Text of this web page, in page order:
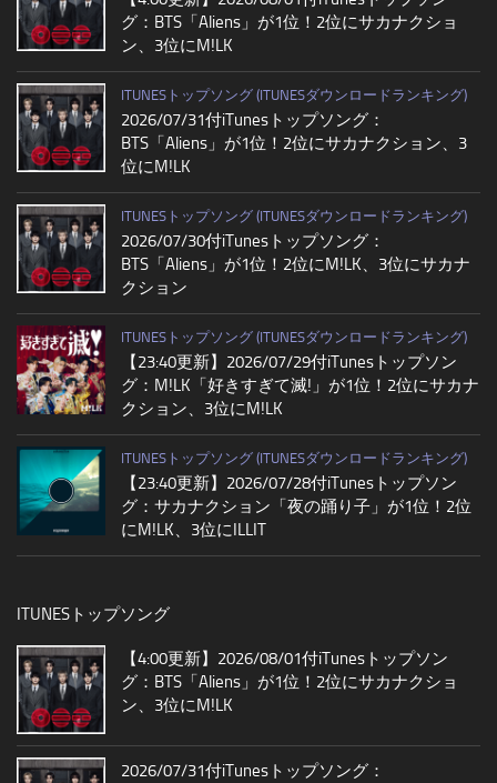
グ：BTS「Aliens」が1位！2位にサカナクショ
ン、3位にM!LK
ITUNESトップソング (ITUNESダウンロードランキング)
2026/07/31付iTunesトップソング：
BTS「Aliens」が1位！2位にサカナクション、3
位にM!LK
ITUNESトップソング (ITUNESダウンロードランキング)
2026/07/30付iTunesトップソング：
BTS「Aliens」が1位！2位にM!LK、3位にサカナ
クション
ITUNESトップソング (ITUNESダウンロードランキング)
【23:40更新】2026/07/29付iTunesトップソン
グ：M!LK「好きすぎて滅!」が1位！2位にサカナ
クション、3位にM!LK
ITUNESトップソング (ITUNESダウンロードランキング)
【23:40更新】2026/07/28付iTunesトップソン
グ：サカナクション「夜の踊り子」が1位！2位
にM!LK、3位にILLIT
ITUNESトップソング
【4:00更新】2026/08/01付iTunesトップソン
グ：BTS「Aliens」が1位！2位にサカナクショ
ン、3位にM!LK
2026/07/31付iTunesトップソング：